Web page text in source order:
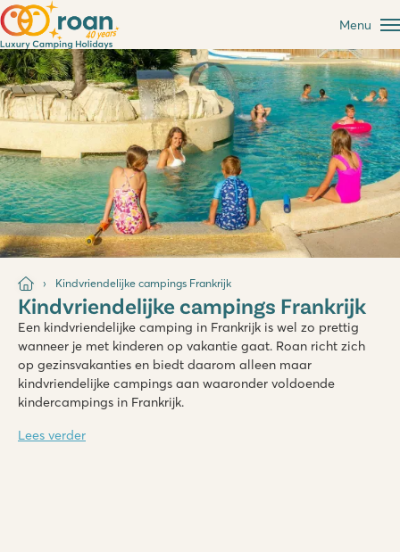
Menu
Kindvriendelijke campings Frankrijk
Kindvriendelijke campings Frankrijk
Een kindvriendelijke camping in Frankrijk is wel zo prettig
wanneer je met kinderen op vakantie gaat. Roan richt zich
op gezinsvakanties en biedt daarom alleen maar
kindvriendelijke campings aan waaronder voldoende
kindercampings in Frankrijk.
Lees verder